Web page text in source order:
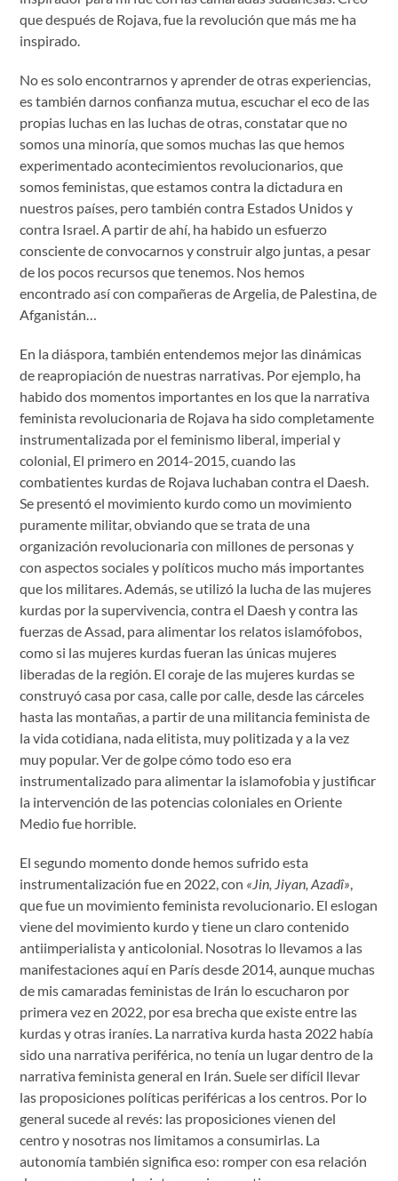
que después de Rojava, fue la revolución que más me ha
inspirado.
No es solo encontrarnos y aprender de otras experiencias,
es también darnos confianza mutua, escuchar el eco de las
propias luchas en las luchas de otras, constatar que no
somos una minoría, que somos muchas las que hemos
experimentado acontecimientos revolucionarios, que
somos feministas, que estamos contra la dictadura en
nuestros países, pero también contra Estados Unidos y
contra Israel. A partir de ahí, ha habido un esfuerzo
consciente de convocarnos y construir algo juntas, a pesar
de los pocos recursos que tenemos. Nos hemos
encontrado así con compañeras de Argelia, de Palestina, de
Afganistán…
En la diáspora, también entendemos mejor las dinámicas
de reapropiación de nuestras narrativas. Por ejemplo, ha
habido dos momentos importantes en los que la narrativa
feminista revolucionaria de Rojava ha sido completamente
instrumentalizada por el feminismo liberal, imperial y
colonial, El primero en 2014-2015, cuando las
combatientes kurdas de Rojava luchaban contra el Daesh.
Se presentó el movimiento kurdo como un movimiento
puramente militar, obviando que se trata de una
organización revolucionaria con millones de personas y
con aspectos sociales y políticos mucho más importantes
que los militares. Además, se utilizó la lucha de las mujeres
kurdas por la supervivencia, contra el Daesh y contra las
fuerzas de Assad, para alimentar los relatos islamófobos,
como si las mujeres kurdas fueran las únicas mujeres
liberadas de la región. El coraje de las mujeres kurdas se
construyó casa por casa, calle por calle, desde las cárceles
hasta las montañas, a partir de una militancia feminista de
la vida cotidiana, nada elitista, muy politizada y a la vez
muy popular. Ver de golpe cómo todo eso era
instrumentalizado para alimentar la islamofobia y justificar
la intervención de las potencias coloniales en Oriente
Medio fue horrible.
El segundo momento donde hemos sufrido esta
instrumentalización fue en 2022, con «Jin, Jiyan, Azadî»,
que fue un movimiento feminista revolucionario. El eslogan
viene del movimiento kurdo y tiene un claro contenido
antiimperialista y anticolonial. Nosotras lo llevamos a las
manifestaciones aquí en París desde 2014, aunque muchas
de mis camaradas feministas de Irán lo escucharon por
primera vez en 2022, por esa brecha que existe entre las
kurdas y otras iraníes. La narrativa kurda hasta 2022 había
sido una narrativa periférica, no tenía un lugar dentro de la
narrativa feminista general en Irán. Suele ser difícil llevar
las proposiciones políticas periféricas a los centros. Por lo
general sucede al revés: las proposiciones vienen del
centro y nosotras nos limitamos a consumirlas. La
autonomía también significa eso: romper con esa relación